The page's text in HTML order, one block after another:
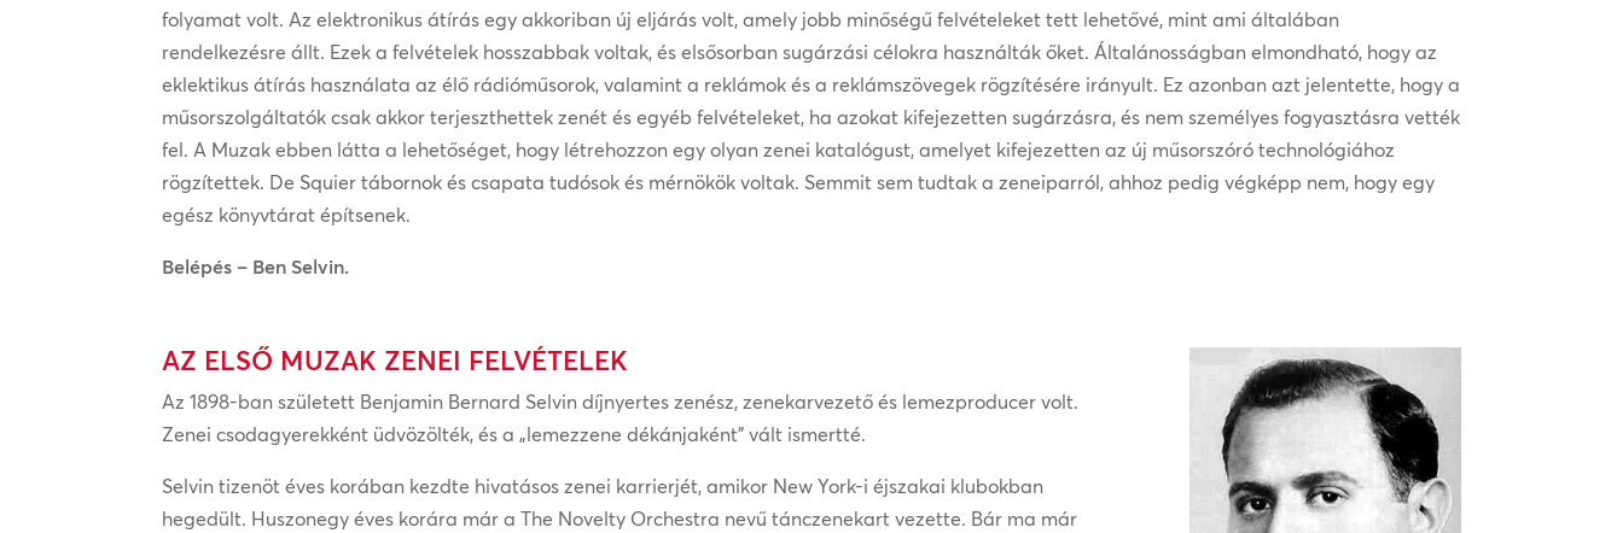
folyamat volt. Az elektronikus átírás egy akkoriban új eljárás volt, amely jobb minőségű felvételeket tett lehetővé, mint ami általában
rendelkezésre állt. Ezek a felvételek hosszabbak voltak, és elsősorban sugárzási célokra használták őket. Általánosságban elmondható, hogy az
eklektikus átírás használata az élő rádióműsorok, valamint a reklámok és a reklámszövegek rögzítésére irányult. Ez azonban azt jelentette, hogy a
műsorszolgáltatók csak akkor terjeszthettek zenét és egyéb felvételeket, ha azokat kifejezetten sugárzásra, és nem személyes fogyasztásra vették
fel. A Muzak ebben látta a lehetőséget, hogy létrehozzon egy olyan zenei katalógust, amelyet kifejezetten az új műsorszóró technológiához
rögzítettek. De Squier tábornok és csapata tudósok és mérnökök voltak. Semmit sem tudtak a zeneiparról, ahhoz pedig végképp nem, hogy egy
egész könyvtárat építsenek.
Belépés – Ben Selvin.
AZ ELSŐ MUZAK ZENEI FELVÉTELEK
Az 1898-ban született Benjamin Bernard Selvin díjnyertes zenész, zenekarvezető és lemezproducer volt.
Zenei csodagyerekként üdvözölték, és a „lemezzene dékánjaként” vált ismertté.
Selvin tizenöt éves korában kezdte hivatásos zenei karrierjét, amikor New York-i éjszakai klubokban
hegedült. Huszonegy éves korára már a The Novelty Orchestra nevű tánczenekart vezette. Bár ma már